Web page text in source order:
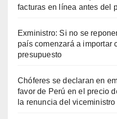
facturas en línea antes del
Exministro: Si no se
país comenzará a importar
presupuesto
Chóferes se declaran en
favor de Perú en el precio
la renuncia del